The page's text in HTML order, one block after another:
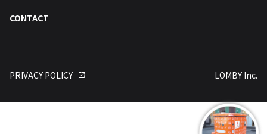
CONTACT
PRIVACY POLICY LOMBY Inc.